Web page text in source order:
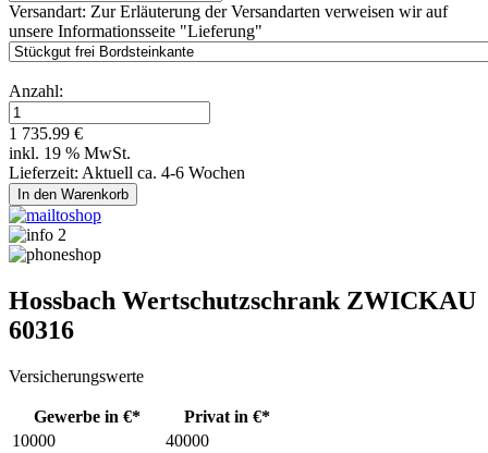
Versandart: Zur Erläuterung der Versandarten verweisen wir auf
unsere Informationsseite "Lieferung"
Anzahl:
1 735.99 €
inkl. 19 % MwSt.
Lieferzeit: Aktuell ca. 4-6 Wochen
Hossbach Wertschutzschrank ZWICKAU
60316
Versicherungswerte
Gewerbe in €* Privat in €*
10000 40000